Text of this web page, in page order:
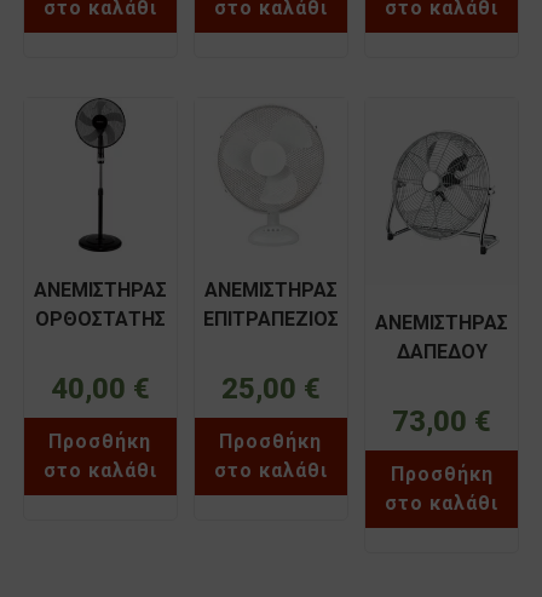
στο καλάθι
στο καλάθι
στο καλάθι
ΑΝΕΜΙΣΤΗΡΑΣ
ΟΡΘΟΣΤΑΤΗΣ
40CM 50W
ΜΑΥΡΟΣ PRIMO
PRSF-80448
40,00 €
Προσθήκη
στο καλάθι
ΑΝΕΜΙΣΤΗΡΑΣ
ΕΠΙΤΡΑΠΕΖΙΟΣ
MISTRAL
25,00 €
Προσθήκη
στο καλάθι
ΑΝΕΜΙΣΤΗΡΑΣ
ΔΑΠΕΔΟΥ
Φ50 110W PRFF-
80410 PRIMO
73,00 €
Προσθήκη
στο καλάθι